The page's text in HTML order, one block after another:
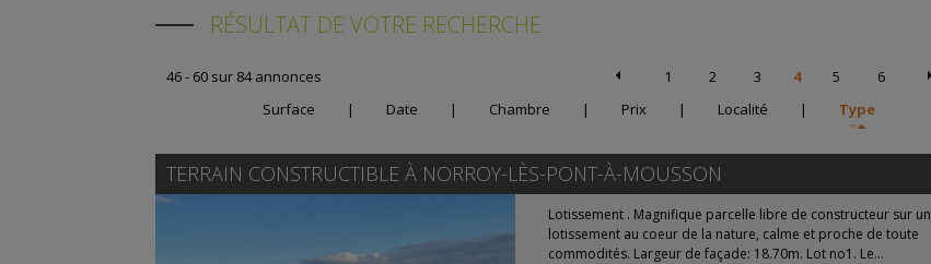
RÉSULTAT DE VOTRE RECHERCHE
46 - 60 sur 84 annonces 1 2 3 4 5
6
Surface
| Date | Chambre | Prix | Localité | Type
TERRAIN CONSTRUCTIBLE À NORROY-LÈS-PONT-À-MOUSSON
Lotissement . Magnifique parcelle libre de constructeur sur un
lotissement au coeur de la nature, calme et proche de toute
commodités. Largeur de façade: 18.70m. Lot no1. Le...